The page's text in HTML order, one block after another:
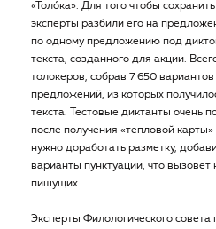
«Толóка». Для того чтобы
эксперты разбили его на
по одному предложению под
текста, созданного для акции.
толокеров, собрав 7 650
предложений, из которых
текста. Тестовые диктанты очень
после получения «тепловой
нужно доработать разметку,
варианты пунктуации, что
пишущих.
Эксперты Филологического